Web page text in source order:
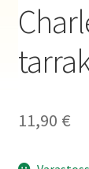
11,90 €